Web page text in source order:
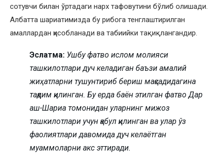
сотувчи билан ўртадаги нарх тафовутини бўлиб олишади.
Албатта шариатимизда бу рибога тенглаштирилган
амаллардан ҳисобланади ва табиийки тақиқлангандир.
Эслатма: Ушбу фатво ислом молияси
ташкилотлари дуч келадиган баъзи амалий
жиҳатларни тушунтириб бериш мақсадидагина
тақдим қилинган. Бу ерда баён этилган фатво Дар
аш-Шариа томонидан уларнинг мижоз
ташкилотлари учун қабул қилинган ва улар ўз
фаолиятлари давомида дуч келаётган
муаммоларни акс эттиради.